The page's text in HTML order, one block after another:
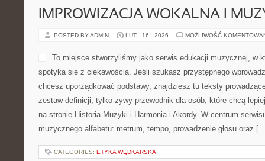
IMPROWIZACJA WOKALNA I
POSTED BY ADMIN LUT - 16 - 2026 MOŻLIWOŚĆ
To miejsce stworzyliśmy jako serwis edukacji muzycznej, w
spotyka się z ciekawością. Jeśli szukasz przystępnego
chcesz uporządkować podstawy, znajdziesz tu teksty
zestaw definicji, tylko żywy przewodnik dla osób, które chcą
na stronie Historia Muzyki i Harmonia i Akordy. W centrum
muzycznego alfabetu: metrum, tempo, prowadzenie głosu oraz
CATEGORIES: ETYKA WĘDKARSKA